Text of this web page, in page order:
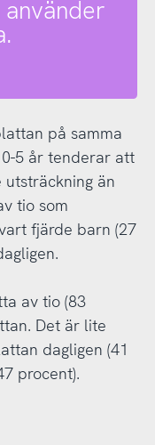
på samma
5 år tenderar att
än
tio som
fjärde barn (27
av tio (83
Det är lite
dagligen (41
procent).